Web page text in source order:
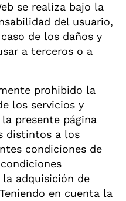
se realiza bajo la
del usuario,
de los daños y
a terceros o a
prohibido la
los servicios y
presente página
distintos a los
condiciones de
adquisición de
en cuenta la